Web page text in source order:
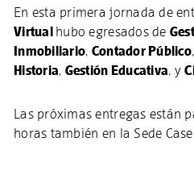
En esta primera jornada de
Virtual hubo egresados de
Inmobiliario, Contador Público,
Historia, Gestión Educativa, y
Las próximas entregas están
horas también en la Sede